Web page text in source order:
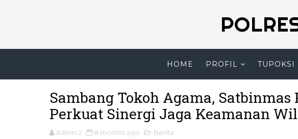
HOME PROFIL TUPOKSI
Sambang Tokoh Agama,
Perkuat Sinergi Jaga Keamanan
Admin 2 8 months ago Berita